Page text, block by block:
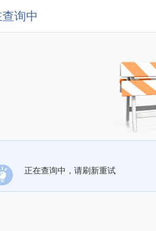
询中
正在查询中，请刷新重试